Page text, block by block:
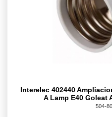
Interelec 402440
A Lamp E40 Goleat
504-